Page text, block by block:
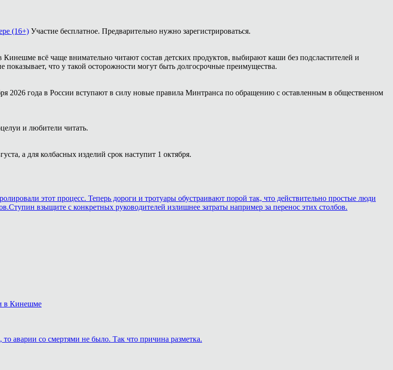
(16+) Участие бесплатное. Предварительно нужно зарегистрироваться.
всё чаще внимательно читают состав детских продуктов, выбирают каши без подсластителей и
что у такой осторожности могут быть долгосрочные преимущества.
2026 года в России вступают в силу новые правила Минтранса по обращению с оставленным в общественном
и любители читать.
а для колбасных изделий срок наступит 1 октября.
этот процесс. Теперь дороги и тротуары обустраивают порой так, что действительно простые люди
взыщите с конкретных руководителей излишнее затраты например за перенос этих столбов.
в Кинешме
аварии со смертями не было. Так что причина разметка.